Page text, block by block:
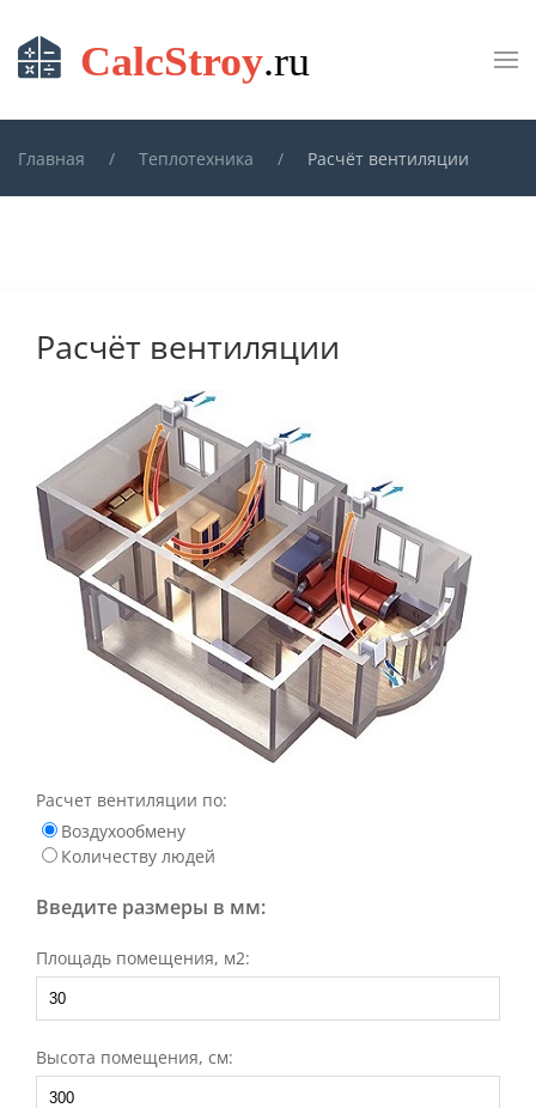
Skip to main content
Главная Теплотехника Расчёт вентиляции
Расчёт вентиляции
Расчет вентиляции по:
Воздухообмену
Количеству людей
Введите размеры в мм:
Площадь помещения, м2:
Высота помещения, см: